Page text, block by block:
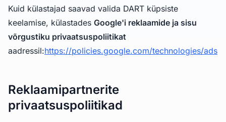
Kuid külastajad saavad valida DART küpsiste
keelamise, külastades Google'i reklaamide ja sisu
võrgustiku privaatsuspoliitikat
aadressil:https://policies.google.com/technologies/ads
Reklaamipartnerite
privaatsuspoliitikad